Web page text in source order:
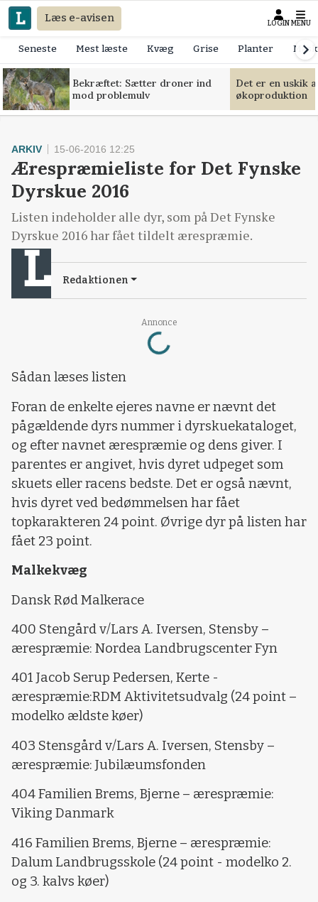
Læs e-avisen LOGIN MENU
Seneste Mest læste Kvæg Grise Planter
Bekræftet: Sætter droner ind
mod problemulv
Det er en uskik
økoproduktion
Annonce
Loading...
ARKIV 15-06-2016 12:25
Ærespræmieliste for Det Fynske
Dyrskue 2016
Listen indeholder alle dyr, som på Det Fynske
Dyrskue 2016 har fået tildelt ærespræmie.
Redaktionen
Sådan læses listen
Foran de enkelte ejeres navne er nævnt det
pågældende dyrs nummer i dyrskuekataloget,
og efter navnet ærespræmie og dens giver. I
parentes er angivet, hvis dyret udpeget som
skuets eller racens bedste. Det er også nævnt,
hvis dyret ved bedømmelsen har fået
topkarakteren 24 point. Øvrige dyr på listen har
fået 23 point.
Malkekvæg
Dansk Rød Malkerace
400 Stengård v/Lars A. Iversen, Stensby –
ærespræmie: Nordea Landbrugscenter Fyn
401 Jacob Serup Pedersen, Kerte -
ærespræmie:RDM Aktivitetsudvalg (24 point –
modelko ældste køer)
403 Stensgård v/Lars A. Iversen, Stensby –
ærespræmie: Jubilæumsfonden
404 Familien Brems, Bjerne – ærespræmie:
Viking Danmark
416 Familien Brems, Bjerne – ærespræmie:
Dalum Landbrugsskole (24 point - modelko 2.
og 3. kalvs køer)